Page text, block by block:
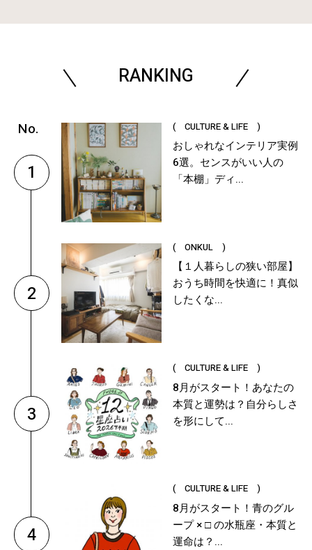
RANKING
1
( CULTURE & LIFE )
おしゃれなインテリア実例
6選。センスがいい人の
「本棚」ディ...
2
( ONKUL )
【１人暮らしの狭い部屋】
おうち時間を快適に！真似
したくな...
3
( CULTURE & LIFE )
8月がスタート！あなたの
本質と運勢は？自分らしさ
を形にして...
4
( CULTURE & LIFE )
8月がスタート！青のグル
ープ × □ の水瓶座・本質と
運命は？...